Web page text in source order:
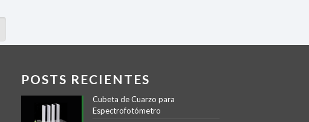
POSTS RECIENTES
Cubeta de Cuarzo para
Espectrofotómetro